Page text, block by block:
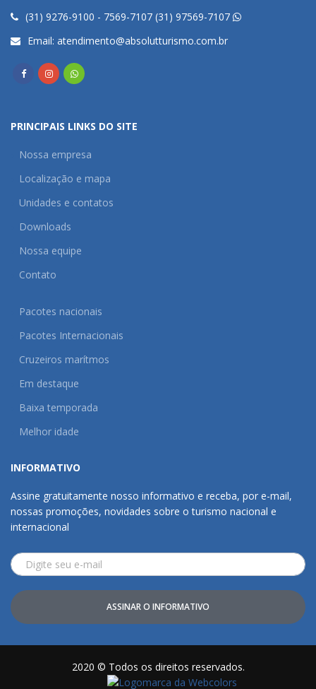
(31) 9276-9100 - 7569-7107 (31) 97569-7107
Email: atendimento@absolutturismo.com.br
PRINCIPAIS LINKS DO SITE
Nossa empresa
Localização e mapa
Unidades e contatos
Downloads
Nossa equipe
Contato
Pacotes nacionais
Pacotes Internacionais
Cruzeiros marítmos
Em destaque
Baixa temporada
Melhor idade
INFORMATIVO
Assine gratuitamente nosso informativo e receba, por e-mail,
nossas promoções, novidades sobre o turismo nacional e
internacional
ASSINAR O INFORMATIVO
2020 © Todos os direitos reservados.